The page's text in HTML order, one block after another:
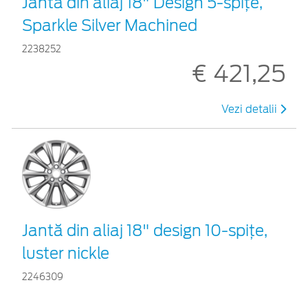
Sparkle Silver Machined
2238252
€ 421,25
Vezi detalii
Jantă din aliaj 18" design 10-spiţe,
luster nickle
2246309